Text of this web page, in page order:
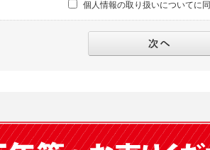
対応のため
り開示を求められた場合。
は公衆の生命、身体又は財産の保護のために必要が
個人情報の取り扱いについてに同